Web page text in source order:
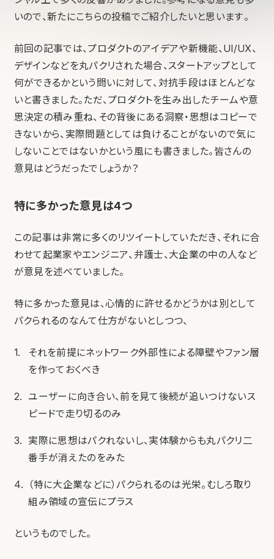
いので、新たにこちらの投稿でご紹介したいと思います。
前回の記事では、プロダクトのアイデアや新機能、UI/UX、
デザインなどを丸パクリされた場合、スタートアップとして
何ができるかという問いに対して、対抗手段はほとんどな
いと書きました。ただ、プロダクトを生み出したチームや意
思決定の積み重ね、その背後にある洞察・思想はコピーで
きないから、実際問題としては負けることがないので気に
しないことではないかという風にも書きました。皆さんの
意見はどうだったでしょうか？
特に多かった意見は4つ
この記事は非常に多くのリツイートしていただき、それに合
わせて起業家やエンジニア、弁護士、大企業の中の人など
が意見を述べていました。
特に多かった意見は、心情的に許せるかどうかは別として
パクられるのなんて仕方がないとしつつ、
それを前提にネットワーク外部性による障壁やファン層
を作っておくべき
ユーザーに向き合い、前を見て後続が追いつけないス
ピードで走り切るのみ
実際に思想はパクれないし、実体験からも丸パクリ二
番手が消えたのをみた
（特に大企業などに）パクられるのは光栄。むしろ取り
組み領域の宣伝にプラス
というものでした。